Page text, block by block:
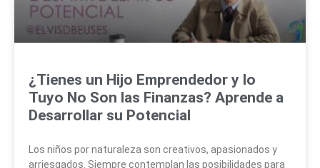
¿Tienes un Hijo Emprendedor y lo
Tuyo No Son las Finanzas? Aprende a
Desarrollar su Potencial
Los niños por naturaleza son creativos, apasionados y
arriesgados. Siempre contemplan las posibilidades para